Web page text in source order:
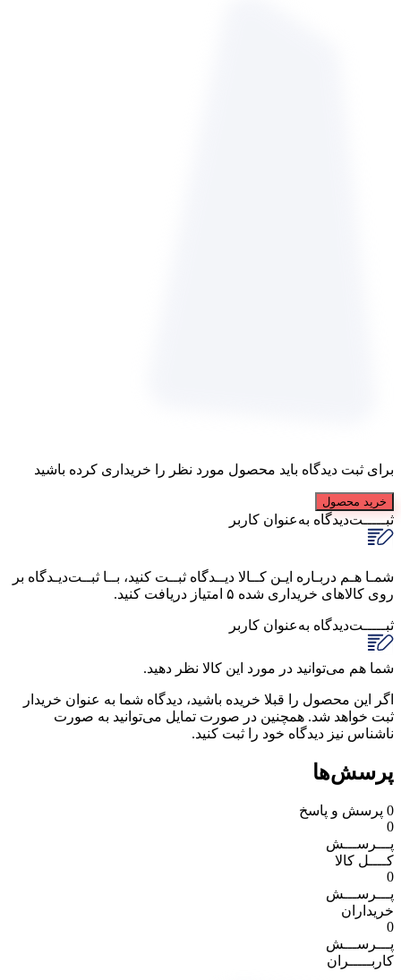
برای ثبت دیدگاه باید محصول مورد نظر را خریداری کرده باشید
خرید محصول
ثبـــــت‌دیدگاه به‌عنوان کاربر
شمـا هـم دربـاره ایـن کــالا دیــدگاه ثبــت کنید، بــا ثبــت‌دیـدگاه بر
روی کالاهای خریداری شده ۵ امتیاز دریافت کنید.
ثبـــــت‌دیدگاه به‌عنوان کاربر
شما هم می‌توانید در مورد این کالا نظر دهید.
اگر این محصول را قبلا خریده باشید، دیدگاه شما به عنوان خریدار
ثبت خواهد شد. همچنین در صورت تمایل می‌توانید به صورت
ناشناس نیز دیدگاه خود را ثبت کنید.
پرسش‌ها
0 پرسش و پاسخ
0
پـــرســـش
کــــل کالا
0
پـــرســـش
خریداران
0
پـــرســـش
کاربـــــران